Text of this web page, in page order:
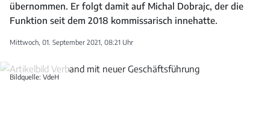
übernommen. Er folgt damit auf Michal Dobrajc, der die
Funktion seit dem 2018 kommissarisch innehatte.
Mittwoch, 01. September 2021, 08:21 Uhr
Bildquelle: VdeH